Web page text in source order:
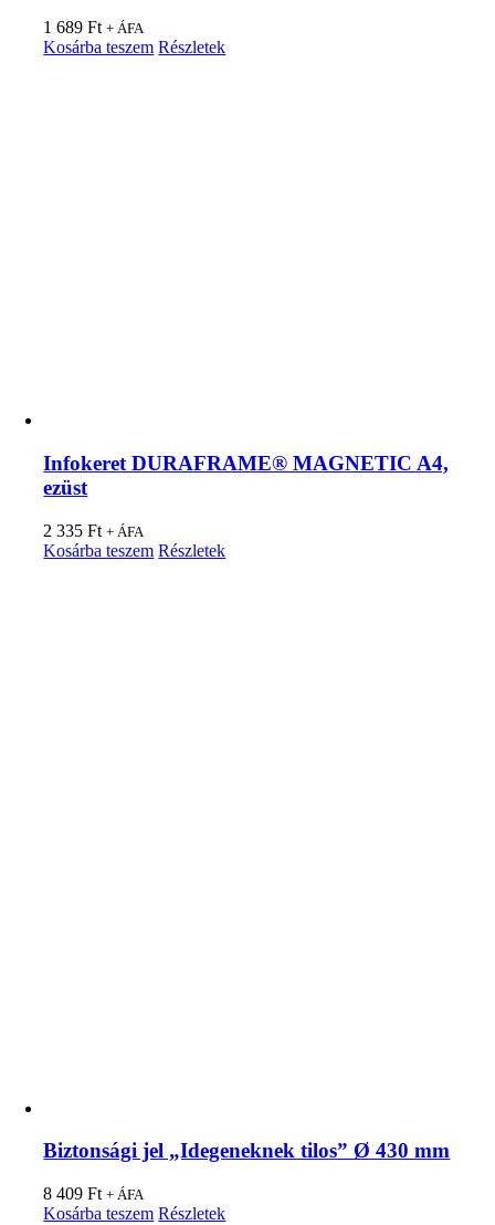
1 689Ft + ÁFA
Kosárba teszem Részletek
Infokeret DURAFRAME® MAGNETIC A4,
ezüst
2 335Ft + ÁFA
Kosárba teszem Részletek
Biztonsági jel „Idegeneknek tilos” Ø 430 mm
8 409Ft + ÁFA
Kosárba teszem Részletek